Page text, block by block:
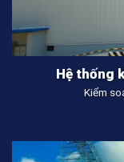
Hệ thống
Kiểm